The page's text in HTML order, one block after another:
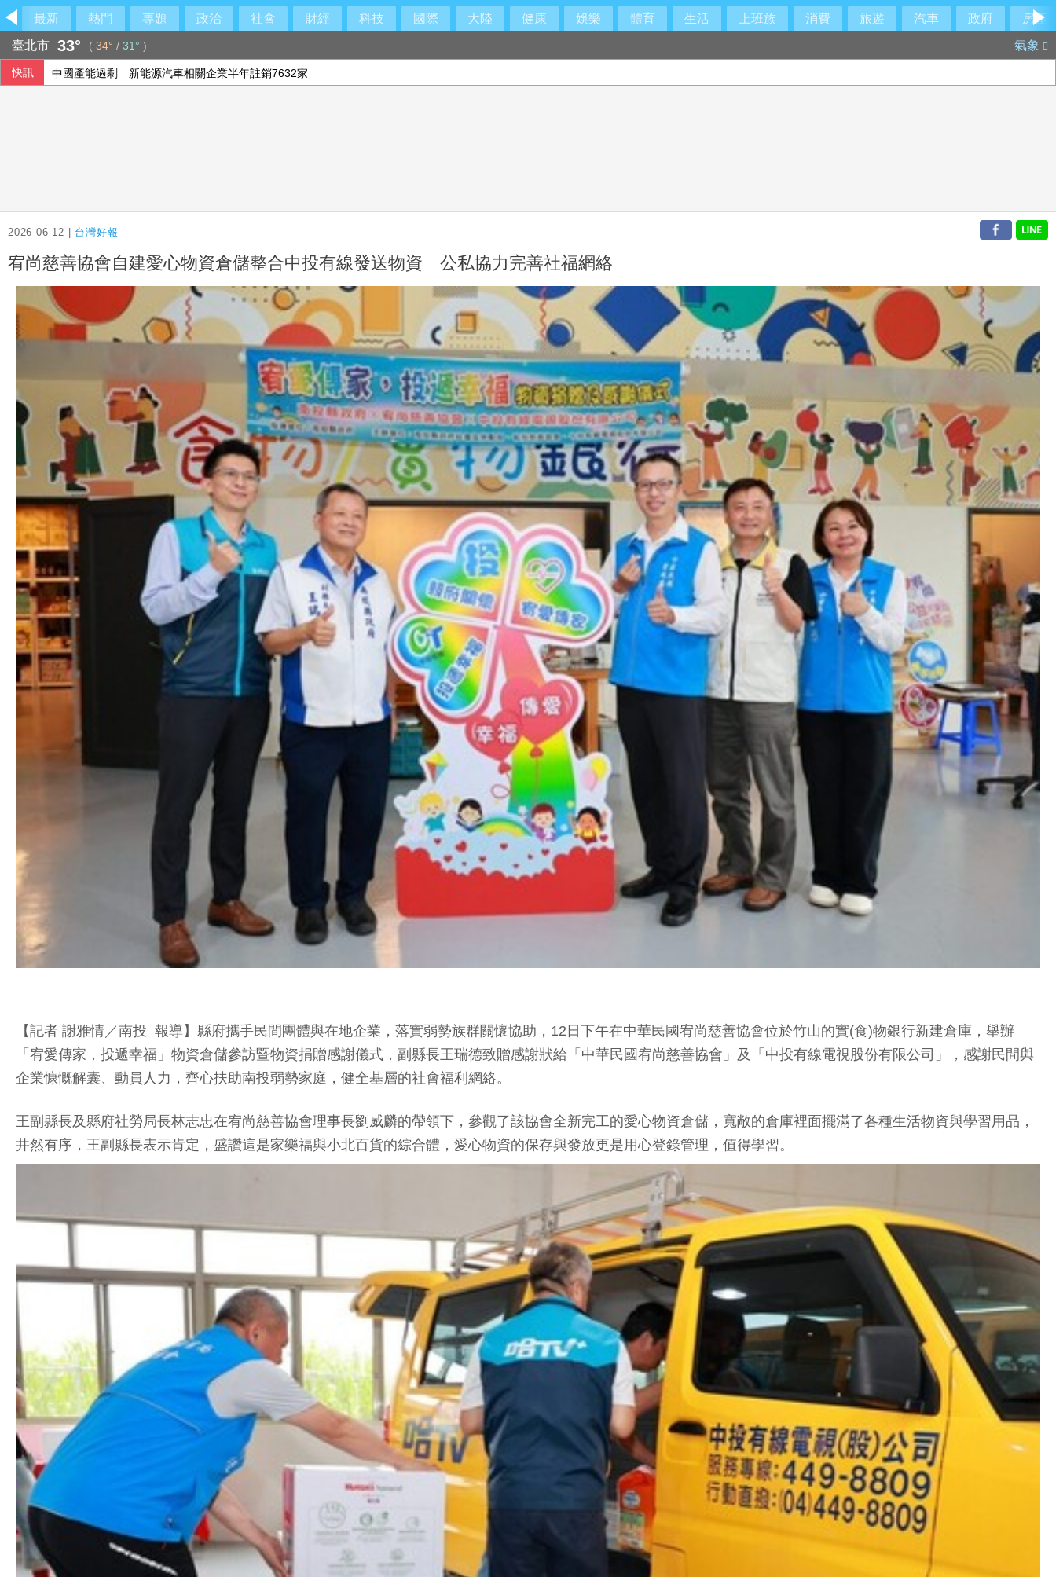
最新 熱門 專題 政治 社會 財經 科技 國際 大陸 健康 娛樂 體育 生活 上班族 消費 旅遊 汽車 政府
房產
臺北市 33° ( 34° / 31° ) 氣象
快訊
中國產能過剩 新能源汽車相關企業半年註銷7632家
2026-06-12 | 台灣好報
宥尚慈善協會自建愛心物資倉儲整合中投有線發送物資 公私協力完善社福網絡
【記者 謝雅情／南投 報導】縣府攜手民間團體與在地企業，落實弱勢族群關懷協助，12日下午在中華民國宥尚慈善協會位於竹山的實(食)物銀行新建倉庫，舉辦
「宥愛傳家，投遞幸福」物資倉儲參訪暨物資捐贈感謝儀式，副縣長王瑞德致贈感謝狀給「中華民國宥尚慈善協會」及「中投有線電視股份有限公司」，感謝民間與
企業慷慨解囊、動員人力，齊心扶助南投弱勢家庭，健全基層的社會福利網絡。
王副縣長及縣府社勞局長林志忠在宥尚慈善協會理事長劉威麟的帶領下，參觀了該協會全新完工的愛心物資倉儲，寬敞的倉庫裡面擺滿了各種生活物資與學習用品，
井然有序，王副縣長表示肯定，盛讚這是家樂福與小北百貨的綜合體，愛心物資的保存與發放更是用心登錄管理，值得學習。